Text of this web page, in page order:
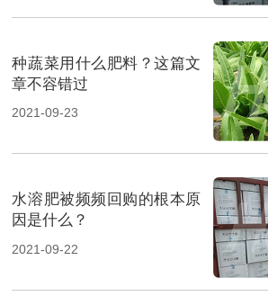
种蔬菜用什么肥料？这篇文
章不容错过
2021-09-23
水溶肥被频频回购的根本原
因是什么？
2021-09-22